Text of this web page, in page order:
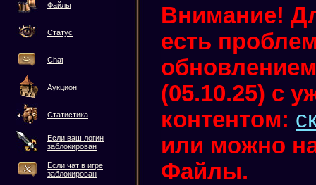
Файлы
Статус
Chat
Аукцион
Статистика
Если ваш логин
заблокирован
Если чат в игре
заблокирован
Внимание!
есть
(05.10.25) с
контентом:
или можно
Файлы.